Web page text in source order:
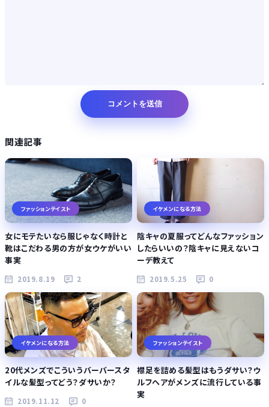
関連記事
ファッションテイスト
女にモテたいなら服じゃなく時計と
靴はこだわる男の方が女ウケがいい
事実
2019.8.19 2
イケメンになる方法
陰キャの夏服ってどんなファッション
したらいいの？陰キャに見えないコ
ーデ教えて
2019.5.25 0
イケメンになる方法
20代メンズでこういうバーバースタ
イルな髪型ってどう？ダサいか？
2019.11.12 0
ファッションテイスト
襟足を詰める髪型はもうダサい？ウ
ルフヘアがメンズに流行している事
実